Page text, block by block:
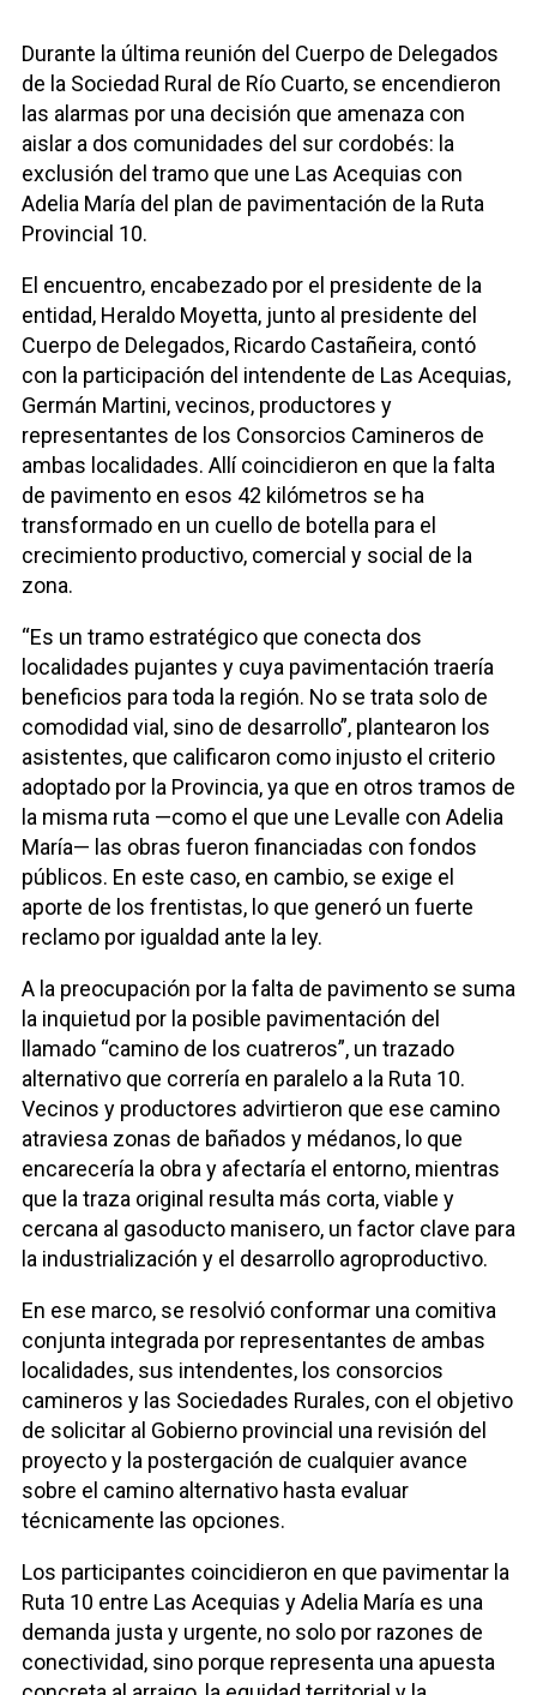
Durante la última reunión del Cuerpo de Delegados
de la Sociedad Rural de Río Cuarto, se encendieron
las alarmas por una decisión que amenaza con
aislar a dos comunidades del sur cordobés: la
exclusión del tramo que une Las Acequias con
Adelia María del plan de pavimentación de la Ruta
Provincial 10.
El encuentro, encabezado por el presidente de la
entidad, Heraldo Moyetta, junto al presidente del
Cuerpo de Delegados, Ricardo Castañeira, contó
con la participación del intendente de Las Acequias,
Germán Martini, vecinos, productores y
representantes de los Consorcios Camineros de
ambas localidades. Allí coincidieron en que la falta
de pavimento en esos 42 kilómetros se ha
transformado en un cuello de botella para el
crecimiento productivo, comercial y social de la
zona.
“Es un tramo estratégico que conecta dos
localidades pujantes y cuya pavimentación traería
beneficios para toda la región. No se trata solo de
comodidad vial, sino de desarrollo”, plantearon los
asistentes, que calificaron como injusto el criterio
adoptado por la Provincia, ya que en otros tramos de
la misma ruta —como el que une Levalle con Adelia
María— las obras fueron financiadas con fondos
públicos. En este caso, en cambio, se exige el
aporte de los frentistas, lo que generó un fuerte
reclamo por igualdad ante la ley.
A la preocupación por la falta de pavimento se suma
la inquietud por la posible pavimentación del
llamado “camino de los cuatreros”, un trazado
alternativo que correría en paralelo a la Ruta 10.
Vecinos y productores advirtieron que ese camino
atraviesa zonas de bañados y médanos, lo que
encarecería la obra y afectaría el entorno, mientras
que la traza original resulta más corta, viable y
cercana al gasoducto manisero, un factor clave para
la industrialización y el desarrollo agroproductivo.
En ese marco, se resolvió conformar una comitiva
conjunta integrada por representantes de ambas
localidades, sus intendentes, los consorcios
camineros y las Sociedades Rurales, con el objetivo
de solicitar al Gobierno provincial una revisión del
proyecto y la postergación de cualquier avance
sobre el camino alternativo hasta evaluar
técnicamente las opciones.
Los participantes coincidieron en que pavimentar la
Ruta 10 entre Las Acequias y Adelia María es una
demanda justa y urgente, no solo por razones de
conectividad, sino porque representa una apuesta